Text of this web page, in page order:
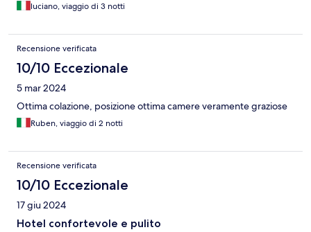
luciano, viaggio di 3 notti
Recensione verificata
10/10 Eccezionale
5 mar 2024
Ottima colazione, posizione ottima camere veramente graziose
Ruben, viaggio di 2 notti
Recensione verificata
10/10 Eccezionale
17 giu 2024
Hotel confortevole e pulito